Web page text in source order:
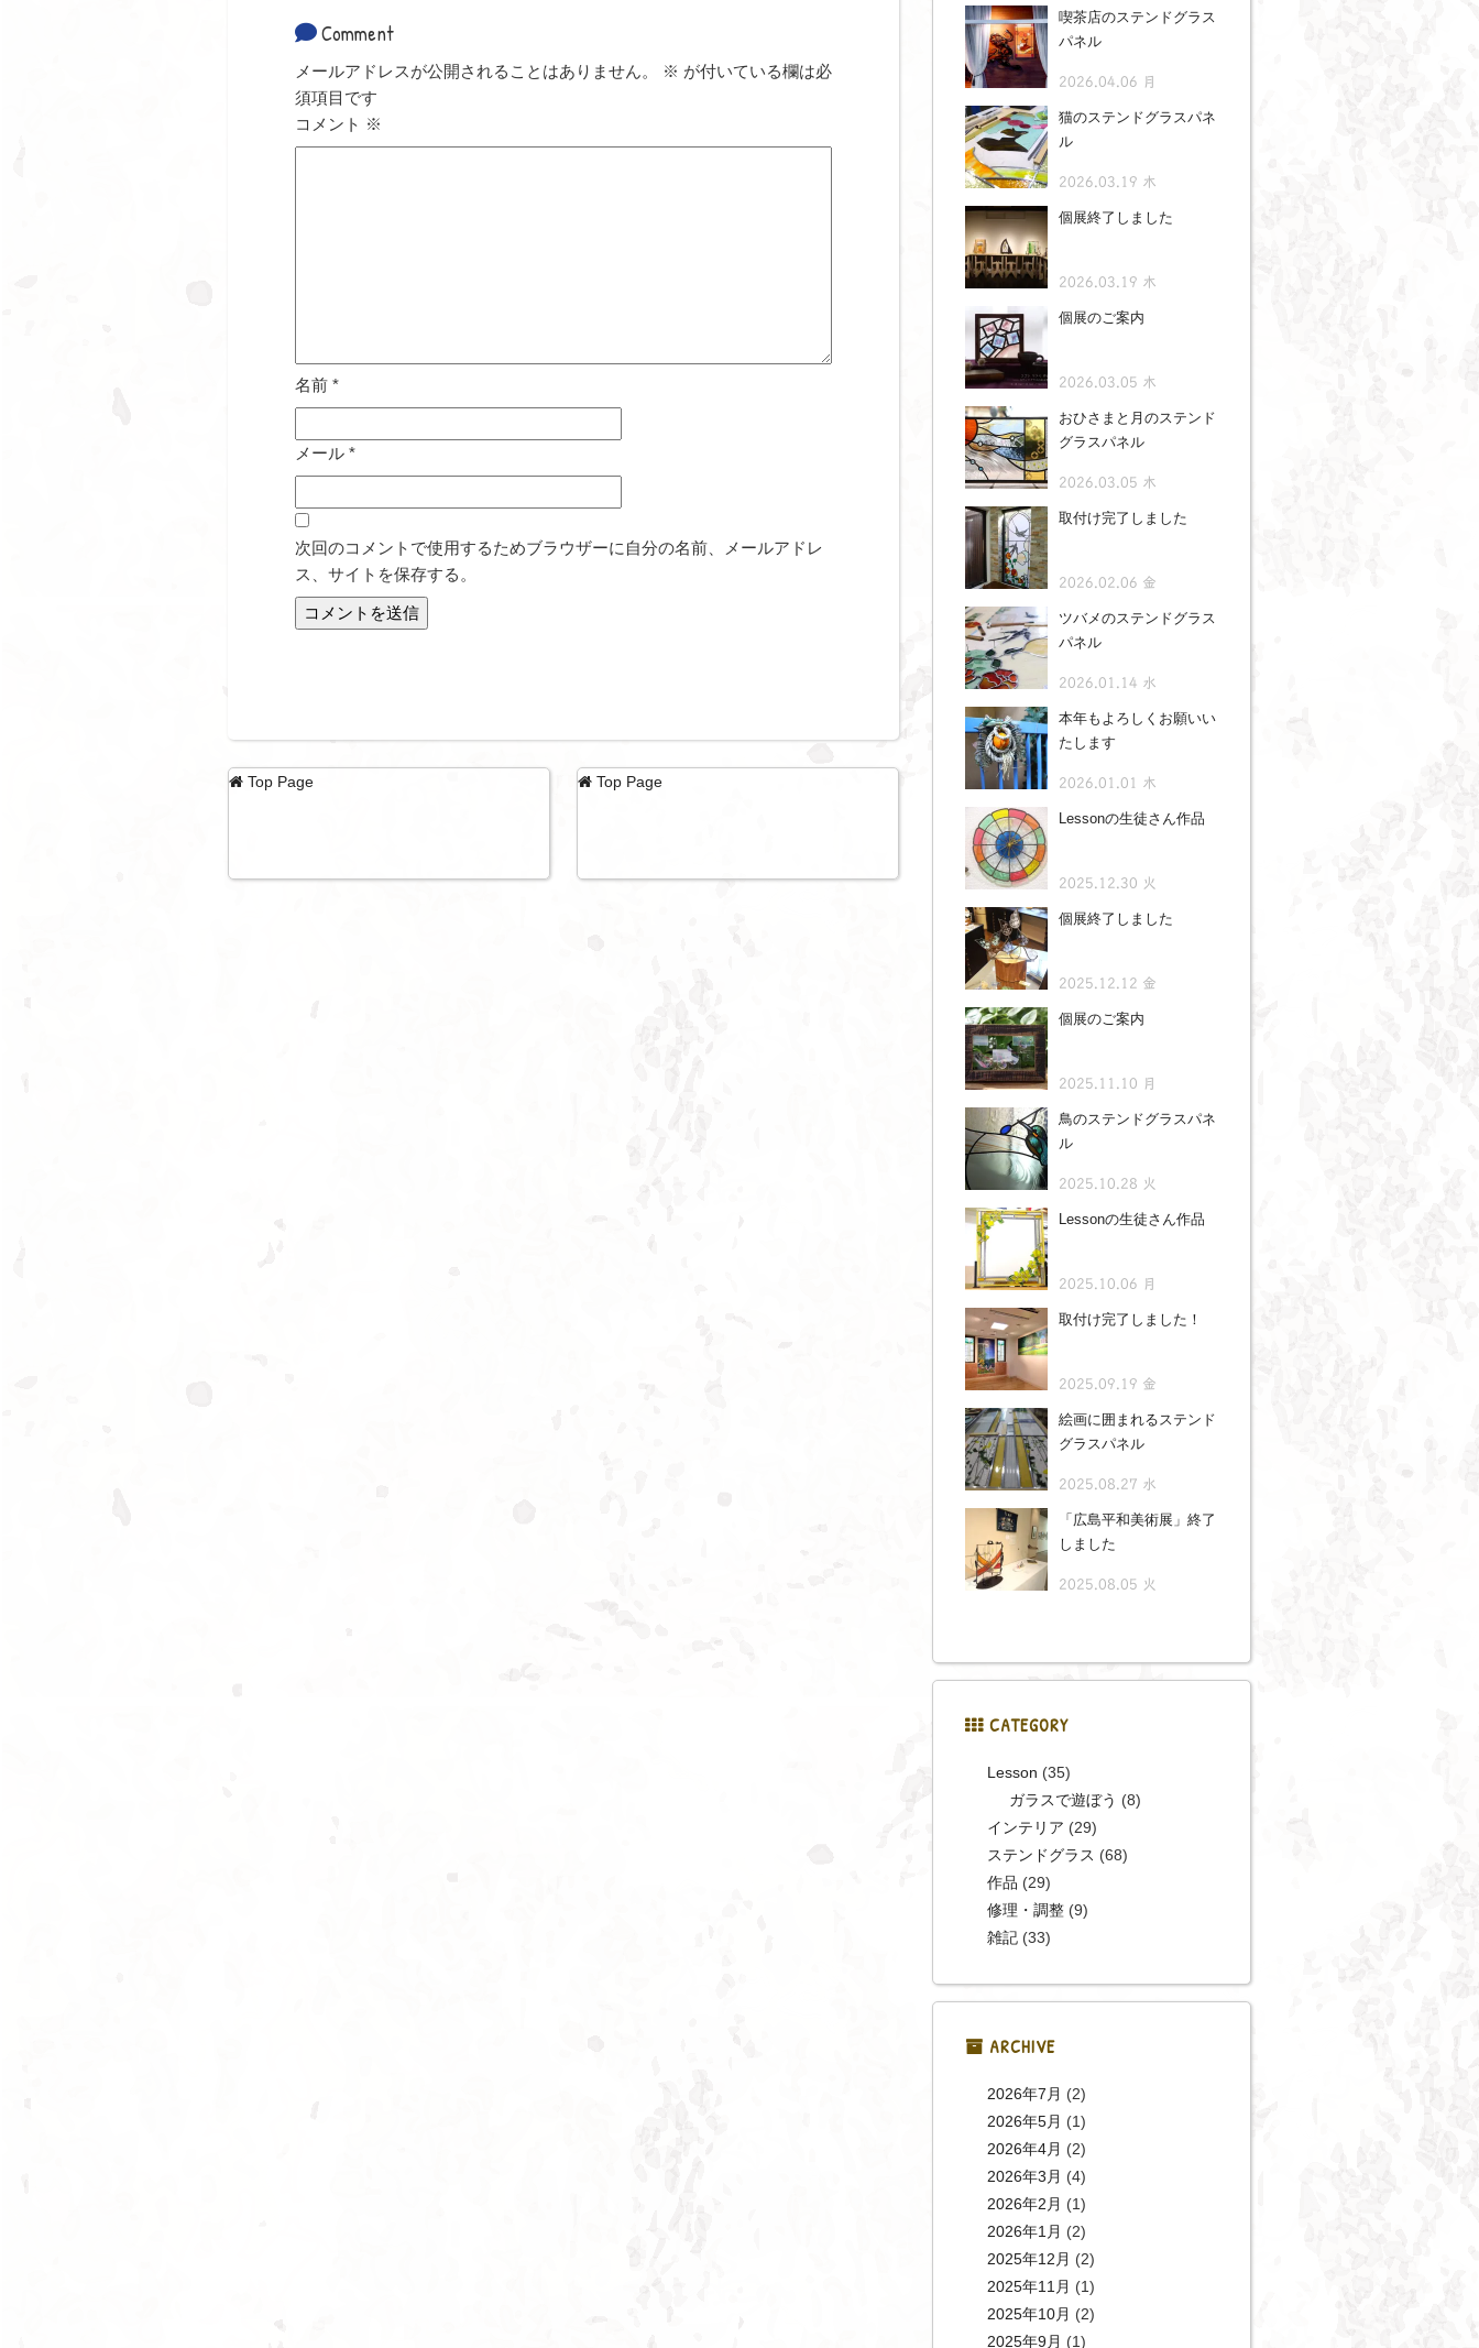
Comment
メールアドレスが公開されることはありません。 ※ が付いている欄は必
須項目です
コメント ※
名前 *
メール *
次回のコメントで使用するためブラウザーに自分の名前、メールアドレ
ス、サイトを保存する。
Top Page Top Page
喫茶店のステンドグラス
パネル
2026.04.06 月
猫のステンドグラスパネ
ル
2026.03.19 木
個展終了しました
2026.03.19 木
個展のご案内
2026.03.05 木
おひさまと月のステンド
グラスパネル
2026.03.05 木
取付け完了しました
2026.02.06 金
ツバメのステンドグラス
パネル
2026.01.14 水
本年もよろしくお願いい
たします
2026.01.01 木
Lessonの生徒さん作品
2025.12.30 火
個展終了しました
2025.12.12 金
個展のご案内
2025.11.10 月
鳥のステンドグラスパネ
ル
2025.10.28 火
Lessonの生徒さん作品
2025.10.06 月
取付け完了しました！
2025.09.19 金
絵画に囲まれるステンド
グラスパネル
2025.08.27 水
「広島平和美術展」終了
しました
2025.08.05 火
CATEGORY
Lesson (35)
ガラスで遊ぼう (8)
インテリア (29)
ステンドグラス (68)
作品 (29)
修理・調整(9)
雑記(33)
ARCHIVE
2026年7月 (2)
2026年5月 (1)
2026年4月 (2)
2026年3月 (4)
2026年2月 (1)
2026年1月 (2)
2025年12月 (2)
2025年11月 (1)
2025年10月 (2)
2025年9月 (1)